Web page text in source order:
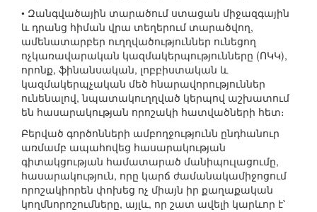
• Զանգվածային տարածում ստացան միջազգային
և դրանց հիման վրա տեղերում տարածվող,
ամենատարբեր ուղղվածություններ ունեցող
ոչկառավարական կազմակերպությունները (ՈԿԿ),
որոնք, ֆինանսական, լոբբիստական և
կազմակերպչական մեծ հնարավորություններ
ունենալով, նպատակուղղված կերպով աշխատում
են հասարակության որոշակի հատվածների հետ։
Բերված գործոնների ամբողջությունն ընդհանուր
առմամբ ապահովեց հասարակության
գիտակցության համատարած մանիպուլացումը,
հասարակություն, որը կարճ ժամանակամիջոցում
որոշակիորեն փոխեց ոչ միայն իր քաղաքական
կողմնորոշումները, այլև, որ շատ ավելի կարևոր է՝